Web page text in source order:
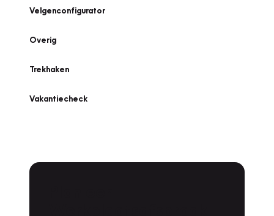
Velgenconfigurator
Overig
Trekhaken
Vakantiecheck